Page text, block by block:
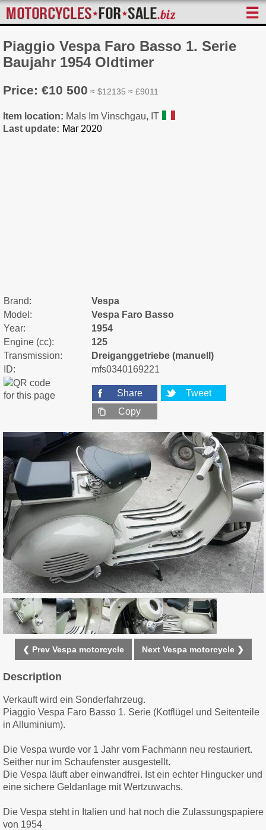
☰
Piaggio Vespa Faro Basso 1. Serie
Baujahr 1954 Oldtimer
Price: €10 500 ≈ $12135 ≈ £9011
Item location: Mals Im Vinschgau, IT
Last update:
Brand:
Vespa
Model:
Vespa Faro Basso
Year:
1954
Engine (cc):
125
Transmission:
Dreiganggetriebe (manuell)
ID:
mfs0340169221
Share
Tweet
Copy
❮ Prev Vespa motorcycle Next Vespa motorcycle ❯
Description
Verkauft wird ein Sonderfahrzeug.
Piaggio Vespa Faro Basso 1. Serie (Kotflügel und Seitenteile
in Alluminium).
Die Vespa wurde vor 1 Jahr vom Fachmann neu restauriert.
Seither nur im Schaufenster ausgestellt.
Die Vespa läuft aber einwandfrei. Ist ein echter Hingucker und
eine sichere Geldanlage mit Wertzuwachs.
Die Vespa steht in Italien und hat noch die Zulassungspapiere
von 1954